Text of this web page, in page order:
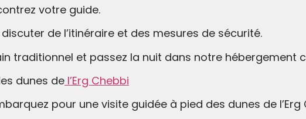
votre guide.
de l’itinéraire et des mesures de sécurité.
traditionnel et passez la nuit dans notre hébergement
dunes de l’Erg Chebbi
pour une visite guidée à pied des dunes de l’Erg